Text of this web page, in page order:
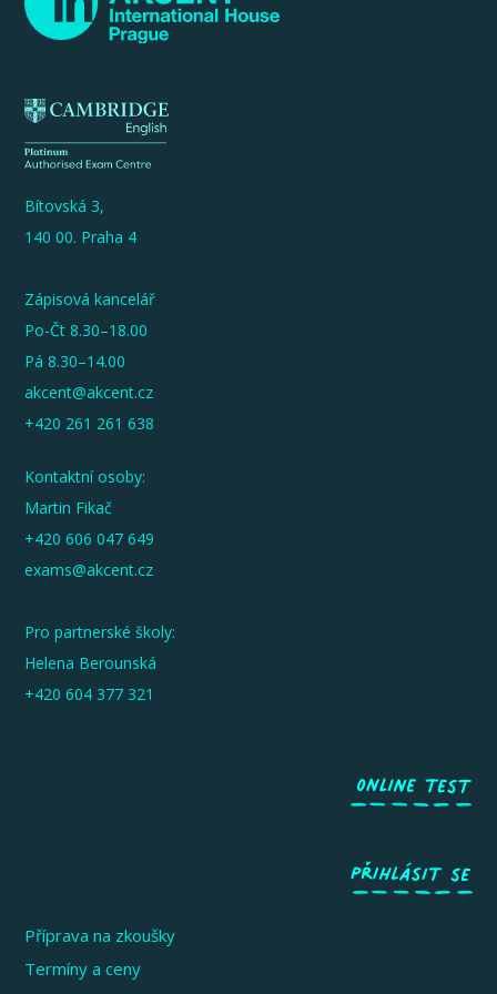
Bítovská 3,
140 00. Praha 4
Zápisová kancelář
Po-Čt 8.30–18.00
Pá 8.30–14.00
akcent@akcent.cz
+420 261 261 638
Kontaktní osoby:
Martin Fikač
+420 606 047 649
exams@akcent.cz
Pro partnerské školy:
Helena Berounská
+420 604 377 321
Příprava na zkoušky
Termíny a ceny